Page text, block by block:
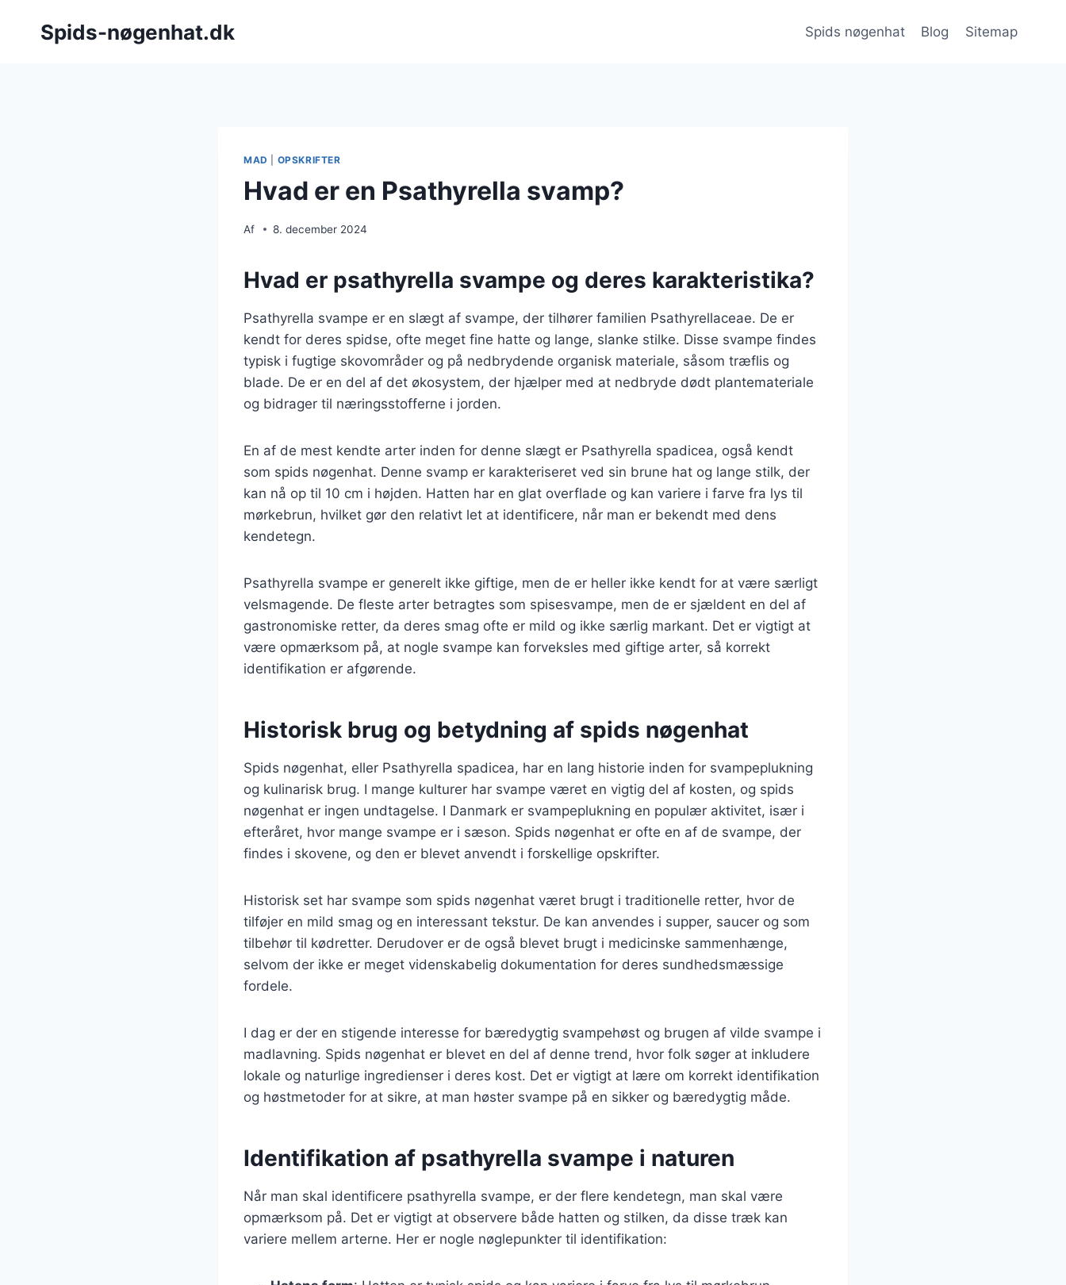
Spids-nøgenhat.dk Spids nøgenhat Blog Sitemap
MAD OPSKRIFTER
Hvad er en Psathyrella svamp?
Af 8. december 2024
Hvad er psathyrella svampe og deres karakteristika?
Psathyrella svampe er en slægt af svampe, der tilhører familien Psathyrellaceae. De er
kendt for deres spidse, ofte meget fine hatte og lange, slanke stilke. Disse svampe findes
typisk i fugtige skovområder og på nedbrydende organisk materiale, såsom træflis og
blade. De er en del af det økosystem, der hjælper med at nedbryde dødt plantemateriale
og bidrager til næringsstofferne i jorden.
En af de mest kendte arter inden for denne slægt er Psathyrella spadicea, også kendt
som spids nøgenhat. Denne svamp er karakteriseret ved sin brune hat og lange stilk, der
kan nå op til 10 cm i højden. Hatten har en glat overflade og kan variere i farve fra lys til
mørkebrun, hvilket gør den relativt let at identificere, når man er bekendt med dens
kendetegn.
Psathyrella svampe er generelt ikke giftige, men de er heller ikke kendt for at være særligt
velsmagende. De fleste arter betragtes som spisesvampe, men de er sjældent en del af
gastronomiske retter, da deres smag ofte er mild og ikke særlig markant. Det er vigtigt at
være opmærksom på, at nogle svampe kan forveksles med giftige arter, så korrekt
identifikation er afgørende.
Historisk brug og betydning af spids nøgenhat
Spids nøgenhat, eller Psathyrella spadicea, har en lang historie inden for svampeplukning
og kulinarisk brug. I mange kulturer har svampe været en vigtig del af kosten, og spids
nøgenhat er ingen undtagelse. I Danmark er svampeplukning en populær aktivitet, især i
efteråret, hvor mange svampe er i sæson. Spids nøgenhat er ofte en af de svampe, der
findes i skovene, og den er blevet anvendt i forskellige opskrifter.
Historisk set har svampe som spids nøgenhat været brugt i traditionelle retter, hvor de
tilføjer en mild smag og en interessant tekstur. De kan anvendes i supper, saucer og som
tilbehør til kødretter. Derudover er de også blevet brugt i medicinske sammenhænge,
selvom der ikke er meget videnskabelig dokumentation for deres sundhedsmæssige
fordele.
I dag er der en stigende interesse for bæredygtig svampehøst og brugen af vilde svampe i
madlavning. Spids nøgenhat er blevet en del af denne trend, hvor folk søger at inkludere
lokale og naturlige ingredienser i deres kost. Det er vigtigt at lære om korrekt identifikation
og høstmetoder for at sikre, at man høster svampe på en sikker og bæredygtig måde.
Identifikation af psathyrella svampe i naturen
Når man skal identificere psathyrella svampe, er der flere kendetegn, man skal være
opmærksom på. Det er vigtigt at observere både hatten og stilken, da disse træk kan
variere mellem arterne. Her er nogle nøglepunkter til identifikation: